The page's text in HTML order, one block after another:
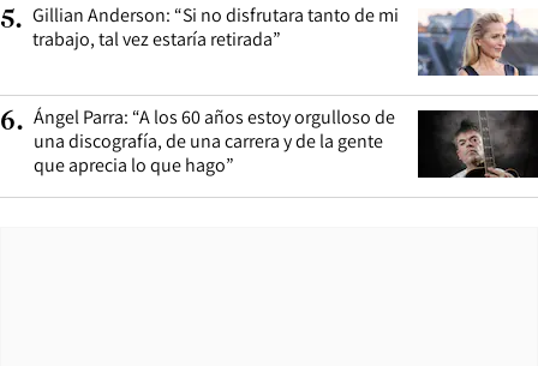
5. Gillian Anderson: “Si no disfrutara tanto de mi
trabajo, tal vez estaría retirada”
6. Ángel Parra: “A los 60 años estoy orgulloso de
una discografía, de una carrera y de la gente
que aprecia lo que hago”